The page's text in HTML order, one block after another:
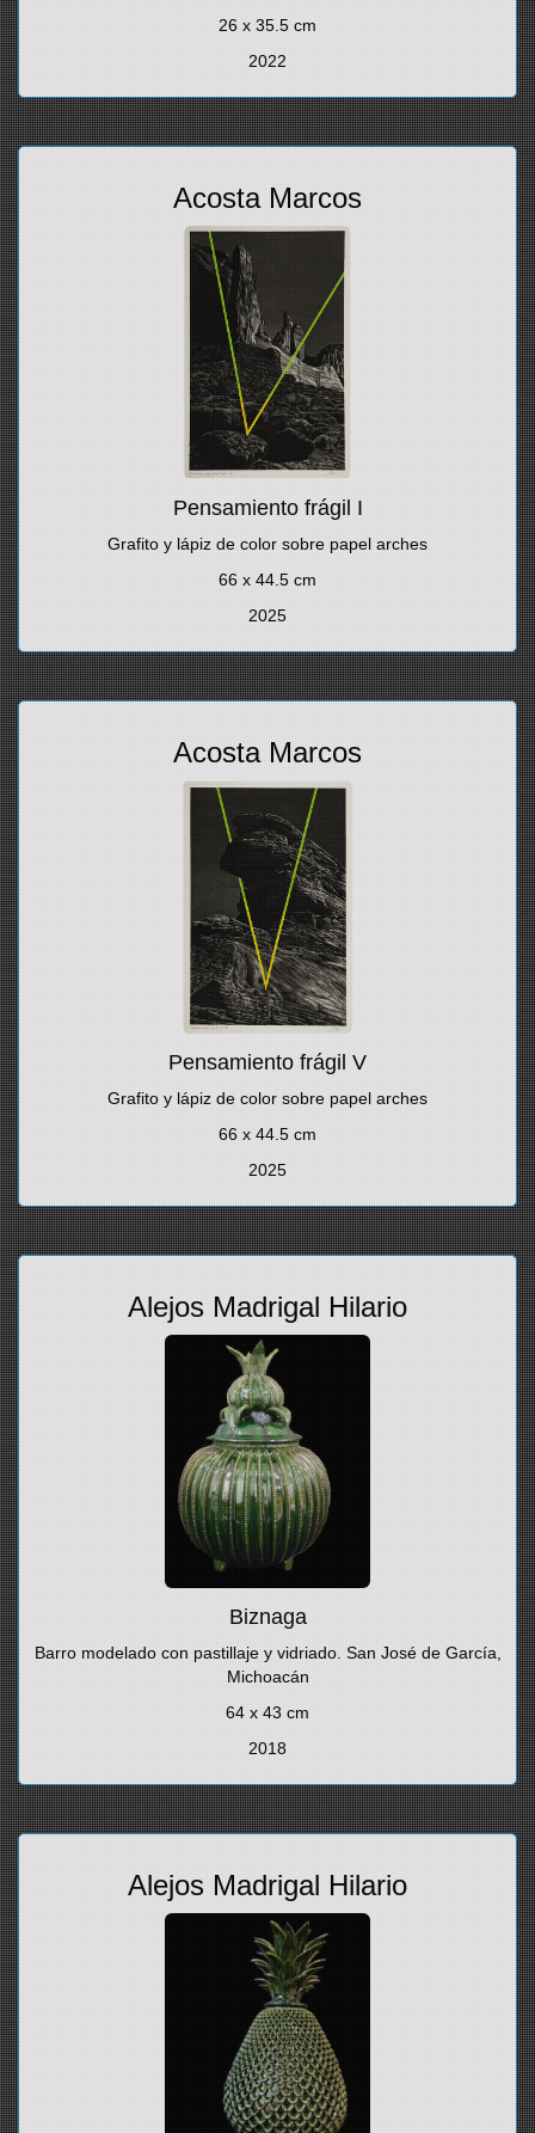
26 x 35.5 cm
2022
Acosta Marcos
Pensamiento frágil I
Grafito y lápiz de color sobre papel arches
66 x 44.5 cm
2025
Acosta Marcos
Pensamiento frágil V
Grafito y lápiz de color sobre papel arches
66 x 44.5 cm
2025
Alejos Madrigal Hilario
Biznaga
Barro modelado con pastillaje y vidriado. San José de García,
Michoacán
64 x 43 cm
2018
Alejos Madrigal Hilario